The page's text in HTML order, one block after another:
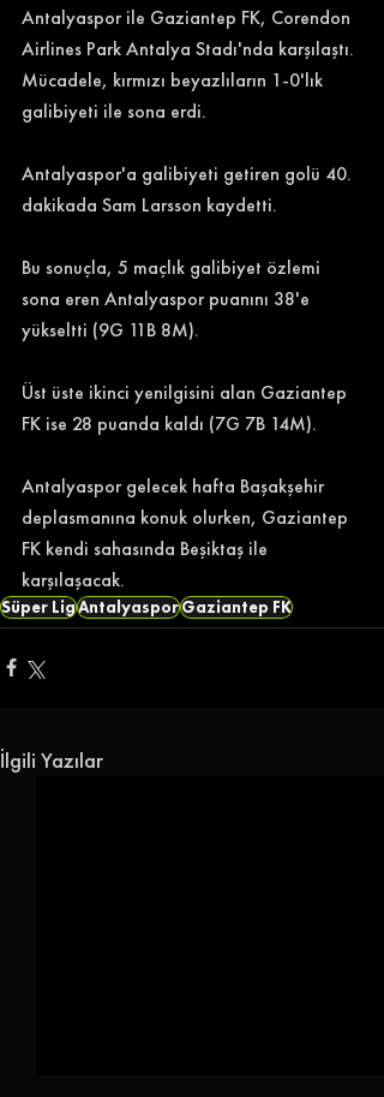
Antalyaspor ile Gaziantep FK, Corendon
Airlines Park Antalya Stadı'nda karşılaştı.
Mücadele, kırmızı beyazlıların 1-0'lık
galibiyeti ile sona erdi.
Antalyaspor'a galibiyeti getiren golü 40.
dakikada Sam Larsson kaydetti.
Bu sonuçla, 5 maçlık galibiyet özlemi
sona eren Antalyaspor puanını 38'e
yükseltti (9G 11B 8M).
Üst üste ikinci yenilgisini alan Gaziantep
FK ise 28 puanda kaldı (7G 7B 14M).
Antalyaspor gelecek hafta Başakşehir
deplasmanına konuk olurken, Gaziantep
FK kendi sahasında Beşiktaş ile
karşılaşacak.
Süper LigAntalyasporGaziantep FK
İlgili Yazılar